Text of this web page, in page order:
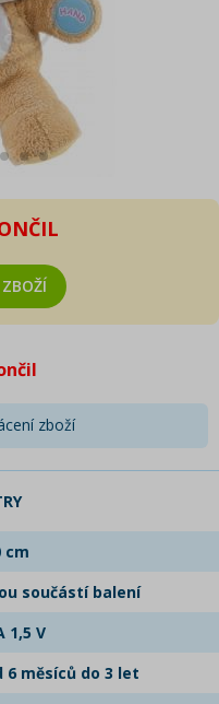
zboží
cm
součástí balení
1,5 V
6 měsíců do 3 let